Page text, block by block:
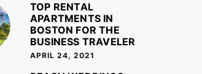
TOP RENTAL
APARTMENTS IN
BOSTON FOR THE
BUSINESS TRAVELER
APRIL 24, 2021